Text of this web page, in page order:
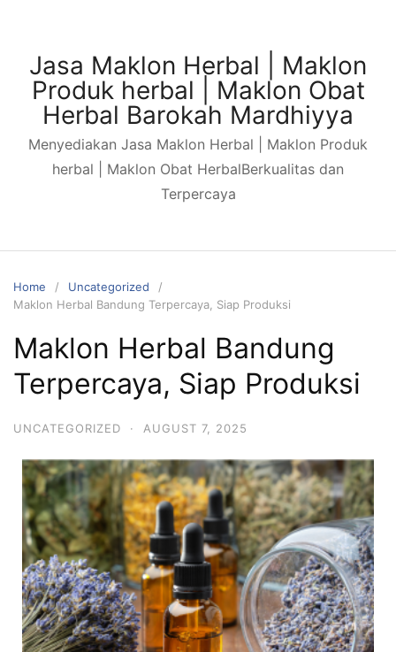
Jasa Maklon Herbal | Maklon
Produk herbal | Maklon Obat
Herbal Barokah Mardhiyya
Menyediakan Jasa Maklon Herbal | Maklon Produk
herbal | Maklon Obat HerbalBerkualitas dan
Terpercaya
Home
Uncategorized
Maklon Herbal Bandung Terpercaya, Siap Produksi
Maklon Herbal Bandung
Terpercaya, Siap Produksi
UNCATEGORIZED · AUGUST 7, 2025